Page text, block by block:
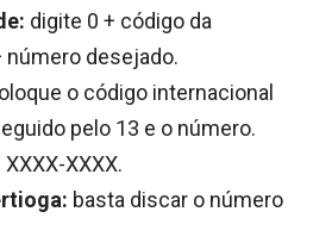
digite 0 + código da
número desejado.
o código internacional
pelo 13 e o número.
XXXX.
basta discar o número